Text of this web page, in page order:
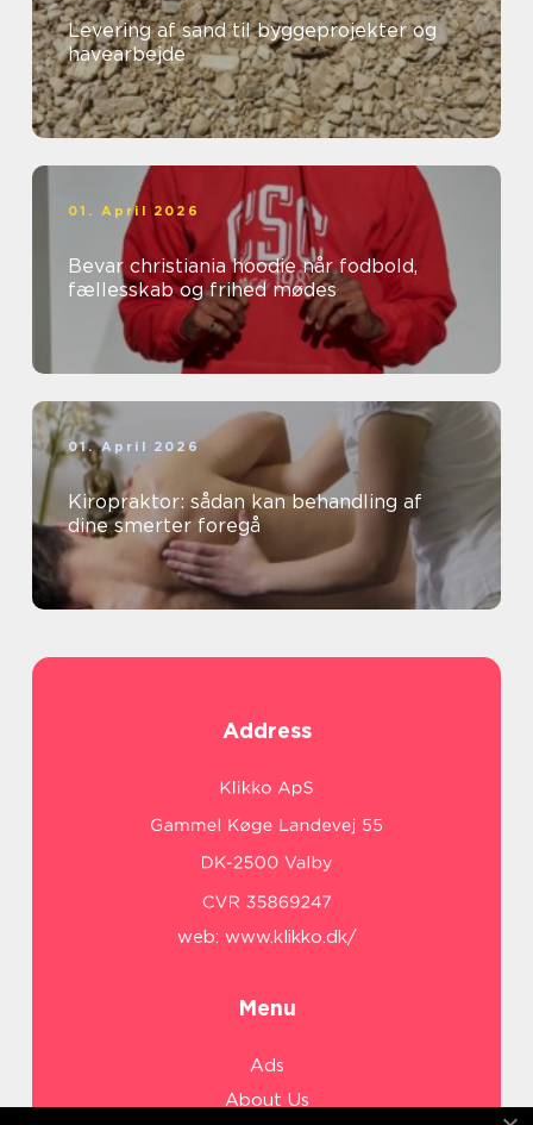
Levering af sand til byggeprojekter og
havearbejde
01. April 2026
Bevar christiania hoodie når fodbold,
fællesskab og frihed mødes
01. April 2026
Kiropraktor: sådan kan behandling af
dine smerter foregå
Address
web: www.klikko.dk/
Menu
Ads
About Us